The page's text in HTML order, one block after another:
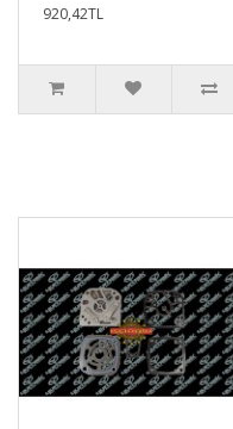
920,42TL